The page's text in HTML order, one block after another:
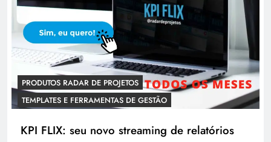
PRODUTOS RADAR DE PROJETOS
TEMPLATES E FERRAMENTAS DE GESTÃO
KPI FLIX: seu novo streaming de relatórios